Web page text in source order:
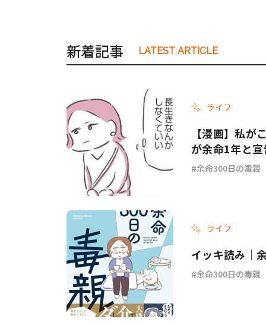
新着記事 LATEST ARTICLE
ライフ
【漫画】私
が余命1年と
余命300日の毒親
ライフ
イッキ読み｜
余命300日の毒親